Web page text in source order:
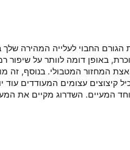
באופן דומה לוותר על
המחזור המטבולי. בנוסף, זה
עצומים המעודדים עוד